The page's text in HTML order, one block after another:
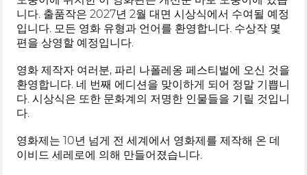
니다. 출품작은 2027년 2월 대면 시상식에서 수여될 예정
입니다. 모든 영화 유형과 언어를 환영합니다. 수상작 몇
편을 상영할 예정입니다.
영화 제작자 여러분, 파리 나폴레옹 페스티벌에 오신 것을
환영합니다. 네 번째 에디션을 맞이하게 되어 정말 기쁩니
다. 시상식은 또한 문화계의 저명한 인물들을 기릴 것입니
다.
영화제는 10년 넘게 전 세계에서 영화제를 제작해 온 데
이비드 세레로에 의해 만들어졌습니다.